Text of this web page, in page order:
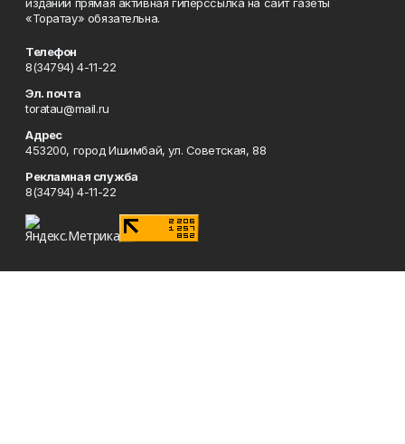
«Торатау» обязательна.
Телефон
8(34794) 4-11-22
Эл. почта
toratau@mail.ru
Адрес
453200, город Ишимбай, ул. Советская, 88
Рекламная служба
8(34794) 4-11-22